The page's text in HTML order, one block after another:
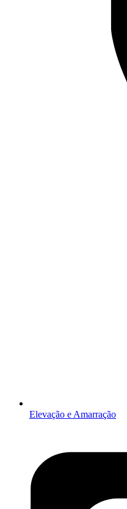
Elevação e Amarração